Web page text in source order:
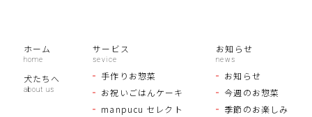
ホーム
犬たちへ
サービス
手作りお惣菜
お祝いごはんケーキ
manpucu セレクト
お知らせ
お知らせ
今週のお惣菜
季節のお楽しみ